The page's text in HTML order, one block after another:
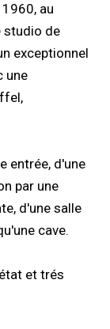
au
studio de
exceptionnel
une
entrée, d'une
par une
d'une salle
cave.
et trés